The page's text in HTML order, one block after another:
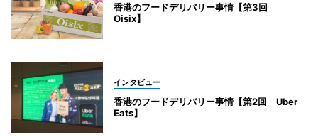
香港のフードデリバリー事情【第3回
Oisix】
インタビュー
香港のフードデリバリー事情【第2回 Uber
Eats】